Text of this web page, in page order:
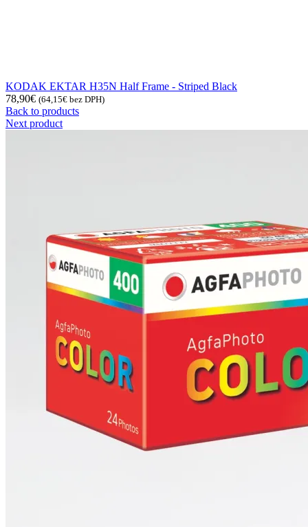
KODAK EKTAR H35N Half Frame - Striped Black
78,90€ (64,15€ bez DPH)
Back to products
Next product